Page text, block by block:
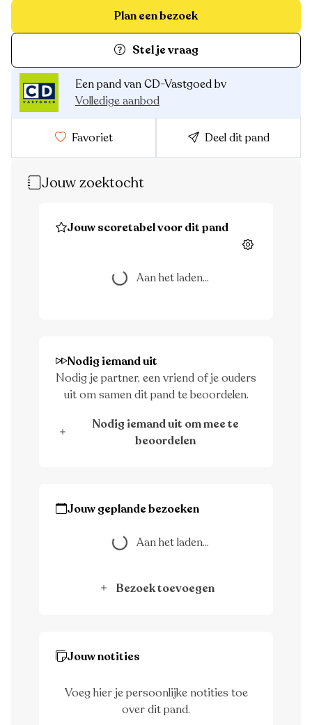
Plan een bezoek
Stel je vraag
Een pand van CD-Vastgoed bv
Volledige aanbod
Favoriet Deel dit pand
Jouw zoektocht
Jouw scoretabel voor dit pand
Instellingen
Aan het laden...Aan het laden...
Nodig iemand uit
Nodig je partner, een vriend of je ouders
uit om samen dit pand te beoordelen.
Nodig iemand uit om mee te
beoordelen
Jouw geplande bezoeken
Aan het laden...Aan het laden...
Bezoek toevoegen
Jouw notities
Voeg hier je persoonlijke notities toe
over dit pand.